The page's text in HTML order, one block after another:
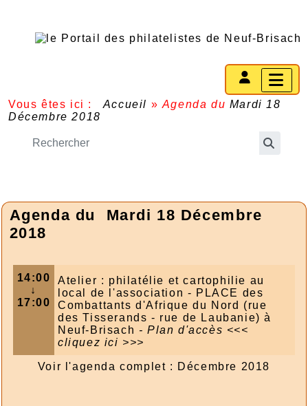
Vous êtes ici : Accueil » Agenda du Mardi 18
Décembre 2018
Agenda du
Mardi 18 Décembre
2018
14:00
↓
17:00
Atelier : philatélie et cartophilie au
local de l'association - PLACE des
Combattants d'Afrique du Nord (rue
des Tisserands - rue de Laubanie) à
Neuf-Brisach - Plan d'accès <<<
cliquez ici >>>
Voir l'agenda complet : Décembre 2018